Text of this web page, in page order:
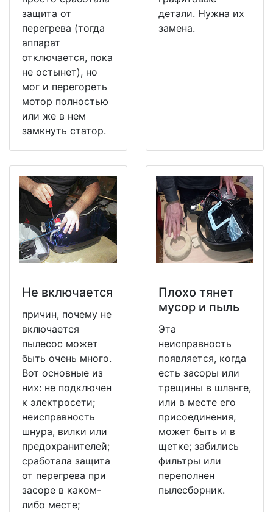
защита от
перегрева (тогда
аппарат
отключается, пока
не остынет), но
мог и перегореть
мотор полностью
или же в нем
замкнуть статор.
детали. Нужна их
замена.
Не включается
причин, почему не
включается
пылесос может
быть очень много.
Вот основные из
них: не подключен
к электросети;
неисправность
шнура, вилки или
предохранителей;
сработала защита
от перегрева при
засоре в каком-
либо месте;
Плохо тянет
мусор и пыль
Эта
неисправность
появляется, когда
есть засоры или
трещины в шланге,
или в месте его
присоединения,
может быть и в
щетке; забились
фильтры или
переполнен
пылесборник.